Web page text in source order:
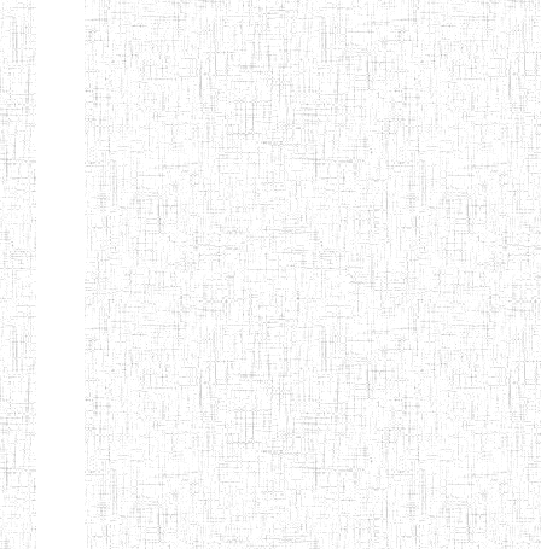
BAFOUSSAM
ENIET DE
BAFOUSSAM-
BALENG
13/08/2013 ENIET Public
ENIEG DE
BANGANTE
02/05/2001 ENIEG Public
ENIEG DE
FOUMBAN
26/08/1975 ENIEG Public
ENIEG DE
SANGMELIMA
30/06/1984 ENIEG Public
ENBIEG
D'EBOLOWA
01/01/1975 ENIEG Public